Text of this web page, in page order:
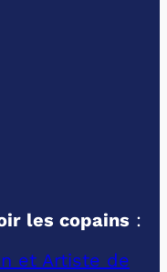
les copains :
et Artiste de